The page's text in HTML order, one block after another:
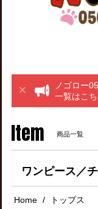
ノゴロー
一覧はこち
Item 商品一覧
ワンピース／
Home
トップス